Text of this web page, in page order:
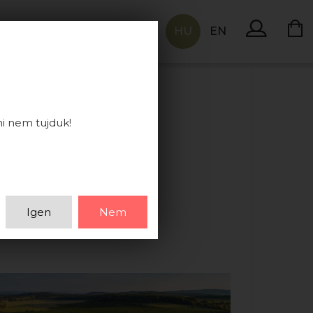
HU EN
nem tujduk!
Igen Nem